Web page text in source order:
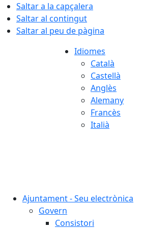
Saltar a la capçalera
Saltar al contingut
Saltar al peu de pàgina
Idiomes
Català
Castellà
Anglès
Alemany
Francès
Italià
Ajuntament - Seu electrònica
Govern
Consistori